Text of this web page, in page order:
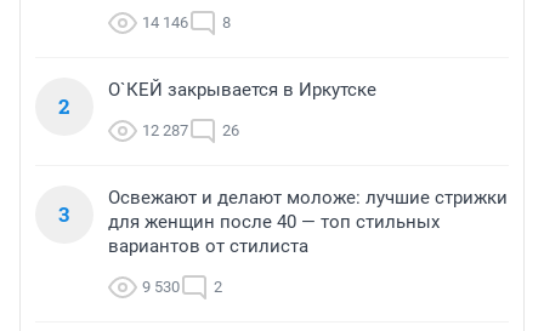
14 146 8
2
О`КЕЙ закрывается в Иркутске
12 287 26
3
Освежают и делают моложе: лучшие стрижки
для женщин после 40 — топ стильных
вариантов от стилиста
9 530 2